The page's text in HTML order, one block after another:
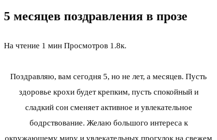
5 месяцев поздравления в прозе
На чтение 1 мин Просмотров 1.8к.
Поздравляю, вам сегодня 5, но не лет, а месяцев. Пусть
здоровье крохи будет крепким, пусть спокойный и
сладкий сон сменяет активное и увлекательное
бодрствование. Желаю большого интереса к